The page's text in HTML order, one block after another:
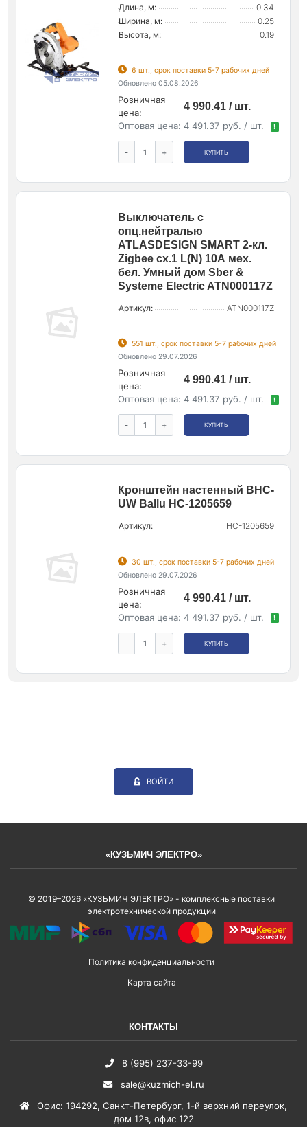
Длина, м:
0.34
Ширина, м:
0.25
Высота, м:
0.19
6 шт., срок поставки 5-7 рабочих дней
Обновлено 05.08.2026
Розничная
цена:
4 990.41 / шт.
Оптовая цена: 4 491.37 руб. / шт. !
- + КУПИТЬ
Выключатель с
опц.нейтралью
ATLASDESIGN SMART 2-кл.
Zigbee сх.1 L(N) 10А мех.
бел. Умный дом Sber &
Systeme Electric ATN000117Z
Артикул: ATN000117Z
551 шт., срок поставки 5-7 рабочих дней
Обновлено 29.07.2026
Розничная
цена:
4 990.41 / шт.
Оптовая цена: 4 491.37 руб. / шт. !
- + КУПИТЬ
Кронштейн настенный BHC-
UW Ballu НС-1205659
Артикул: НС-1205659
30 шт., срок поставки 5-7 рабочих дней
Обновлено 29.07.2026
Розничная
цена:
4 990.41 / шт.
Оптовая цена: 4 491.37 руб. / шт. !
- + КУПИТЬ
ВОЙТИ
«КУЗЬМИЧ ЭЛЕКТРО»
© 2019–2026 «КУЗЬМИЧ ЭЛЕКТРО» - комплексные поставки
электротехнической продукции
Политика конфиденциальности
Карта сайта
КОНТАКТЫ
8 (995) 237-33-99
sale@kuzmich-el.ru
Офис: 194292, Санкт-Петербург, 1-й верхний переулок,
дом 12в, офис 122